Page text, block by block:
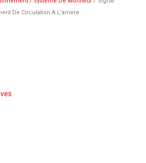
De Circulation A L'arriere